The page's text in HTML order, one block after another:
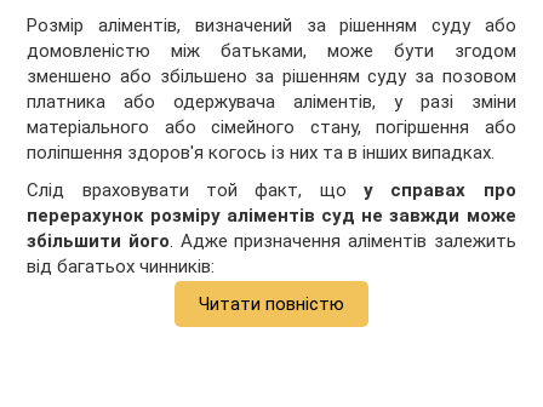
Розмір аліментів, визначений за рішенням суду або
домовленістю між батьками, може бути згодом
зменшено або збільшено за рішенням суду за позовом
платника або одержувача аліментів, у разі зміни
матеріального або сімейного стану, погіршення або
поліпшення здоров'я когось із них та в інших випадках.
Слід враховувати той факт, що у справах про
перерахунок розміру аліментів суд не завжди може
збільшити його. Адже призначення аліментів залежить
від багатьох чинників:
Читати повністю